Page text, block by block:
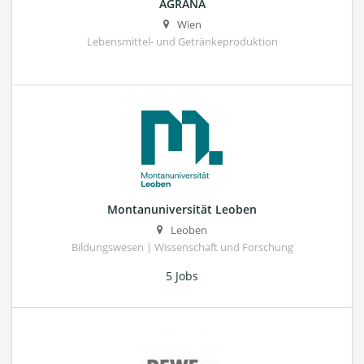
AGRANA
Wien
Lebensmittel- und Getränkeproduktion
Montanuniversität Leoben
Leoben
Bildungswesen | Wissenschaft und Forschung
5 Jobs